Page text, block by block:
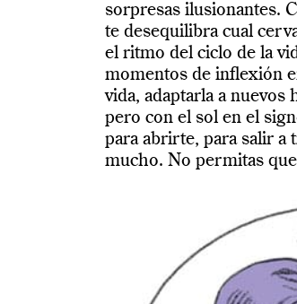
sorpresas ilusionantes.
te desequilibra cual
el ritmo del ciclo de la
momentos de inflexión
vida, adaptarla a
pero con el sol en el
para abrirte, para salir a
mucho. No permitas